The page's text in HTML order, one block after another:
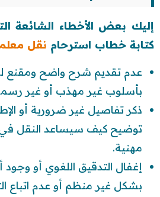
إليك بعض الأخطاء الشائعة
كتابة خطاب استرحام نقل
عدم تقديم شرح واضح ومقنع
بأسلوب غير مهذب أو غير
ذكر تفاصيل غير ضرورية أو
توضيح كيف سيساعد النقل
مهنية.
إغفال التدقيق اللغوي أو
بشكل غير منظم أو عدم اتباع